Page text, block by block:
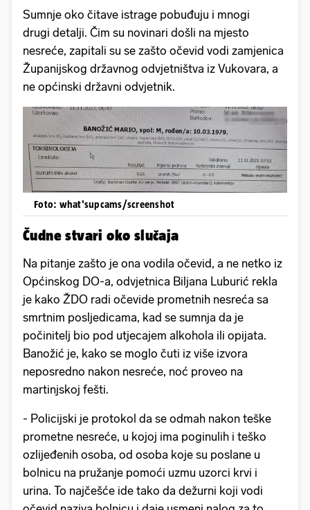
Sumnje oko čitave istrage pobuđuju i mnogi
drugi detalji. Čim su novinari došli na mjesto
nesreće, zapitali su se zašto očevid vodi zamjenica
Županijskog državnog odvjetništva iz Vukovara, a
ne općinski državni odvjetnik.
Foto: what'supcams/screenshot
Čudne stvari oko slučaja
Na pitanje zašto je ona vodila očevid, a ne netko iz
Općinskog DO-a, odvjetnica Biljana Luburić rekla
je kako ŽDO radi očevide prometnih nesreća sa
smrtnim posljedicama, kad se sumnja da je
počinitelj bio pod utjecajem alkohola ili opijata.
Banožić je, kako se moglo čuti iz više izvora
neposredno nakon nesreće, noć proveo na
martinjskoj fešti.
- Policijski je protokol da se odmah nakon teške
prometne nesreće, u kojoj ima poginulih i teško
ozlijeđenih osoba, od osoba koje su poslane u
bolnicu na pružanje pomoći uzmu uzorci krvi i
urina. To najčešće ide tako da dežurni koji vodi